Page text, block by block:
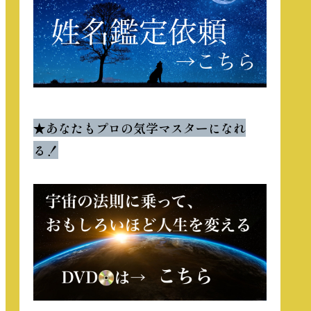
★あなたもプロの気学マスターになれ
る！